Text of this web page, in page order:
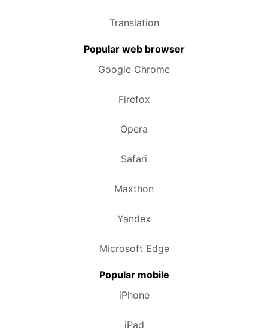
Translation
Popular web browser
Google Chrome
Firefox
Opera
Safari
Maxthon
Yandex
Microsoft Edge
Popular mobile
iPhone
iPad